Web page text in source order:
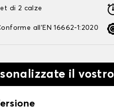
di 2 calze
all'EN 16662-1:2020
il